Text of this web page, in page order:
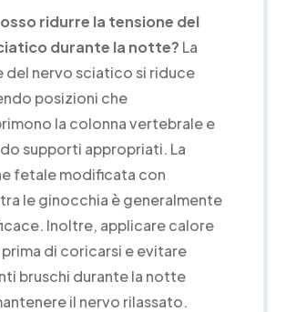
ridurre la tensione del
durante la notte? La
del nervo sciatico si riduce
posizioni che
la colonna vertebrale e
supporti appropriati. La
fetale modificata con
le ginocchia è generalmente
Inoltre, applicare calore
di coricarsi e evitare
bruschi durante la notte
il nervo rilassato.